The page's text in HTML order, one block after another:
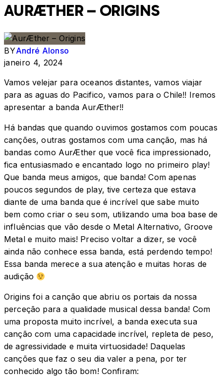
AURÆTHER – ORIGINS
BYAndré Alonso
janeiro 4, 2024
Vamos velejar para oceanos distantes, vamos viajar
para as aguas do Pacifico, vamos para o Chile!! Iremos
apresentar a banda AurÆther!!
Há bandas que quando ouvimos gostamos com poucas
canções, outras gostamos com uma canção, mas há
bandas como AurÆther que você fica impressionado,
fica entusiasmado e encantado logo no primeiro play!
Que banda meus amigos, que banda! Com apenas
poucos segundos de play, tive certeza que estava
diante de uma banda que é incrível que sabe muito
bem como criar o seu som, utilizando uma boa base de
influências que vão desde o Metal Alternativo, Groove
Metal e muito mais! Preciso voltar a dizer, se você
ainda não conhece essa banda, está perdendo tempo!
Essa banda merece a sua atenção e muitas horas de
audição
Origins foi a canção que abriu os portais da nossa
perceção para a qualidade musical dessa banda! Com
uma proposta muito incrível, a banda executa sua
canção com uma capacidade incrível, repleta de peso,
de agressividade e muita virtuosidade! Daquelas
canções que faz o seu dia valer a pena, por ter
conhecido algo tão bom! Confiram: